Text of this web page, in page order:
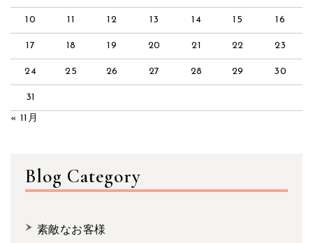
10 11 12 13 14 15 16
17 18 19 20 21 22 23
24 25 26 27 28 29 30
31
« 11月
Blog Category
素敵なお客様